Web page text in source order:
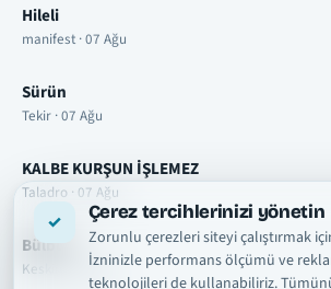
Çerez tercihlerinizi yönetin
Zorunlu çerezleri siteyi çalıştırmak
İzninizle performans ölçümü ve
teknolojileri de kullanabiliriz.
Hileli
manifest · 07 Ağu
Sürün
Tekir · 07 Ağu
KALBE KURŞUN İŞLEMEZ
Taladro · 07 Ağu
Bülbül
Keskin · 07 Ağu